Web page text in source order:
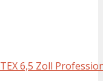
6,5 Zoll